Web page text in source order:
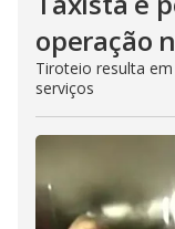
operação
Tiroteio resulta
serviços